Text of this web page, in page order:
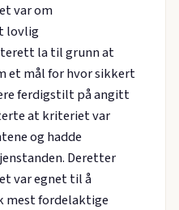
var om
lovlig
la til grunn at
et mål for hvor sikkert
ferdigstilt på angitt
at kriteriet var
og hadde
Deretter
var egnet til å
mest fordelaktige